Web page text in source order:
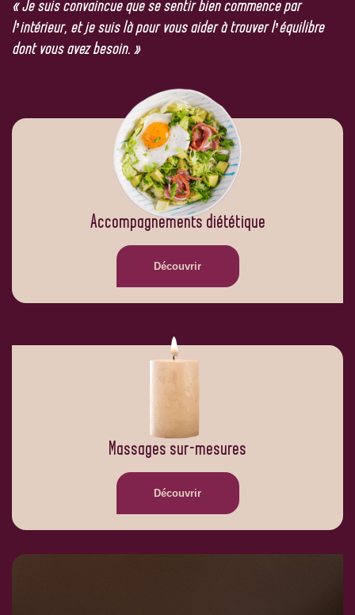
« Je suis convaincue que se sentir bien commence par
l’intérieur, et je suis là pour vous aider à trouver l’équilibre
dont vous avez besoin. »
Accompagnements diététique
Découvrir
Massages sur-mesures
Découvrir